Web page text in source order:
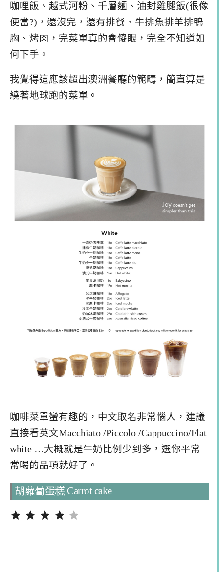
咖哩飯、越式河粉、千層麵、油封雞腿飯(很像
便當?)，還沒完，還有排餐、牛排魚排羊排鴨
胸、烤肉，完菜單真的會傻眼，完全不知道如
何下手。
我覺得這應該超出澳洲餐廳的範疇，簡直算是
繞著地球跑的菜單。
咖啡菜單蠻有趣的，中文取名非常惱人，建議
直接看英文Macchiato /Piccolo /Cappuccino/Flat
white …大概就是牛奶比例少到多，選你平常
常喝的品項就好了。
胡蘿蔔蛋糕 Carrot cake